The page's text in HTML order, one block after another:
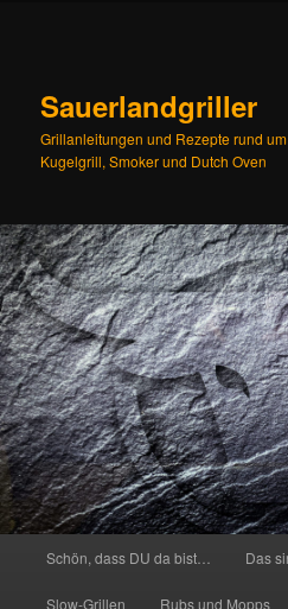
Sauerlandgriller
Grillanleitungen und Rezepte rund
Kugelgrill, Smoker und Dutch Oven
Schön, dass DU da bist… Das
Slow-Grillen Rubs und Mopps